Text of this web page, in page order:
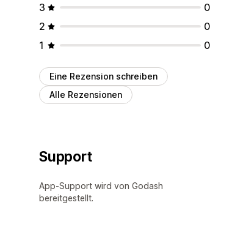
3
0
2
0
1
0
Eine Rezension schreiben
Alle Rezensionen
Support
App-Support wird von Godash
bereitgestellt.